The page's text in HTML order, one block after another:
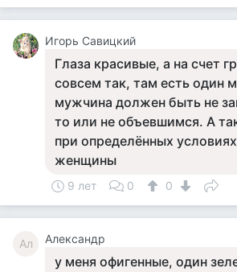
Игорь Савицкий
Глаза красивые, а на счет
совсем так, там есть один
мужчина должен быть не
то или не объевшимся. А
при определённых
женщины
9 лет 0 0
Ал Александр
у меня офигенные, один